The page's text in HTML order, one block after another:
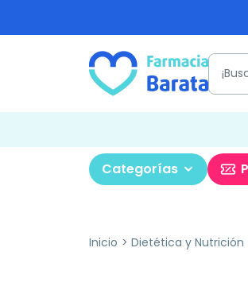
Categorías
Inicio Dietética y Nutrición